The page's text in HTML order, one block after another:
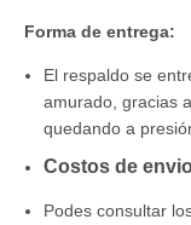
Forma de entrega:
El respaldo se
amurado, gracias
quedando a
Costos de
Podes consultar